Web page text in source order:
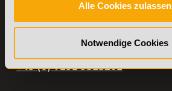
Alle Cookies zulassen
Notwendige Cookies
07191-22987-0
+49 (0) 7191 9513201